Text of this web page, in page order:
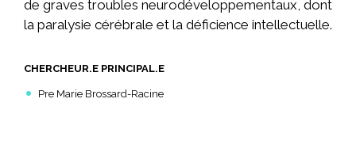
de graves troubles neurodéveloppementaux, dont
la paralysie cérébrale et la déficience intellectuelle.
CHERCHEUR.E PRINCIPAL.E
Pre Marie Brossard-Racine